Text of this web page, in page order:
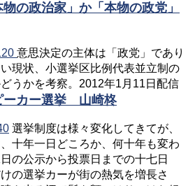
の政治家」か「本物の政党」
意思決定の主体は「政党」であり
現状、小選挙区比例代表並立制の
うかを考察。2012年1月11日配信
ーカー選挙 山崎柊
選挙制度は様々変化してきてが、
十年一日どころか、何十年も変わ
の公示から投票日までの十七日
の選挙カーが街の熱気を増長さ